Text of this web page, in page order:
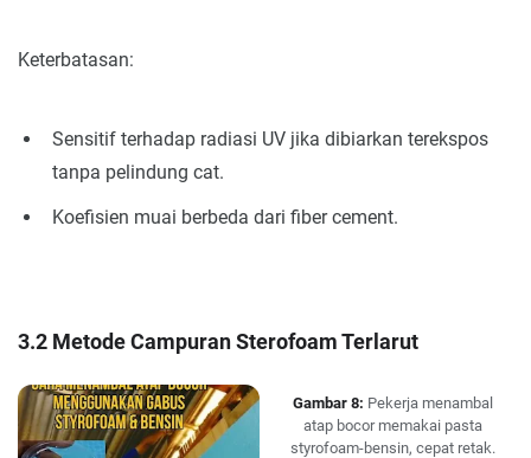
Keterbatasan:
Sensitif terhadap radiasi UV jika dibiarkan terekspos
tanpa pelindung cat.
Koefisien muai berbeda dari fiber cement.
3.2 Metode Campuran Sterofoam Terlarut
Gambar 8: Pekerja menambal
atap bocor memakai pasta
styrofoam-bensin, cepat retak.